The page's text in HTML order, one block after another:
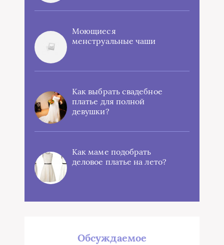
Моющиеся
менструальные чаши
Как выбрать свадебное
платье для полной
девушки?
Как маме подобрать
деловое платье на лето?
Обсуждаемое